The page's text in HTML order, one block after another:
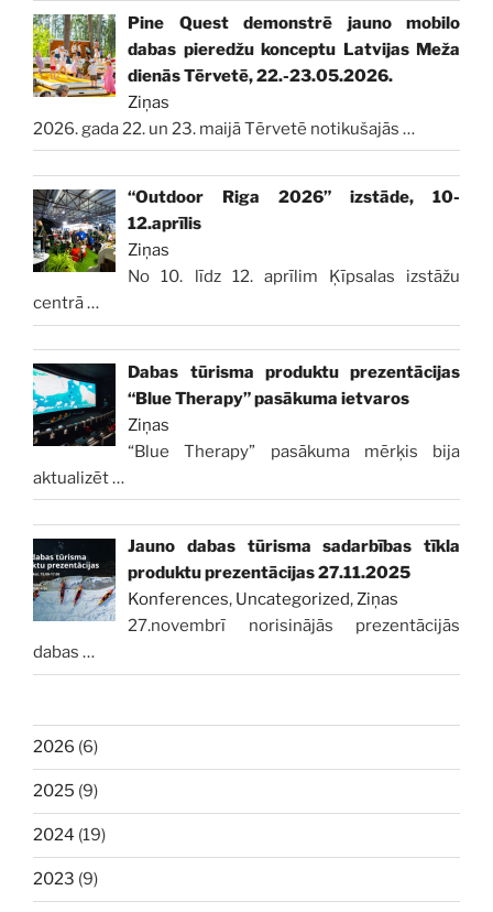
Pine Quest demonstrē jauno mobilo
dabas pieredžu konceptu Latvijas Meža
dienās Tērvetē, 22.-23.05.2026.
Ziņas
2026. gada 22. un 23. maijā Tērvetē notikušajās …
“Outdoor Riga 2026” izstāde, 10-
12.aprīlis
Ziņas
No 10. līdz 12. aprīlim Ķīpsalas izstāžu
centrā…
Dabas tūrisma produktu prezentācijas
“Blue Therapy” pasākuma ietvaros
Ziņas
“Blue Therapy” pasākuma mērķis bija
aktualizēt…
Jauno dabas tūrisma sadarbības tīkla
produktu prezentācijas 27.11.2025
Konferences, Uncategorized,Ziņas
27.novembrī norisinājās prezentācijās
dabas …
2026 (6)
2025 (9)
2024 (19)
2023 (9)